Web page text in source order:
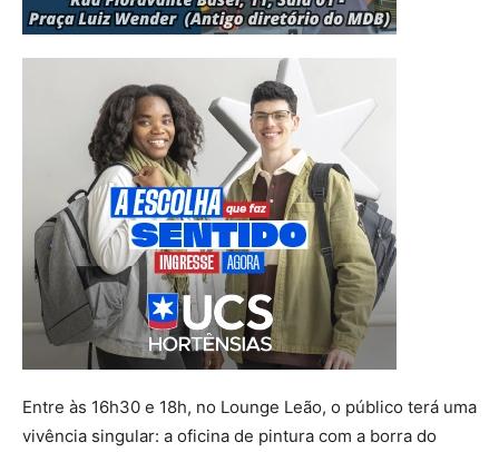
Entre às 16h30 e 18h, no Lounge Leão, o público terá uma
vivência singular: a oficina de pintura com a borra do